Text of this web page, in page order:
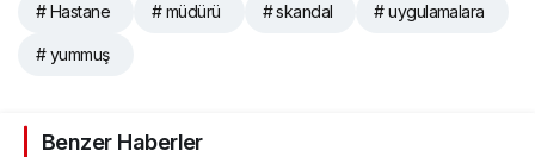
# Hastane # müdürü # skandal # uygulamalara
# yummuş
Benzer Haberler